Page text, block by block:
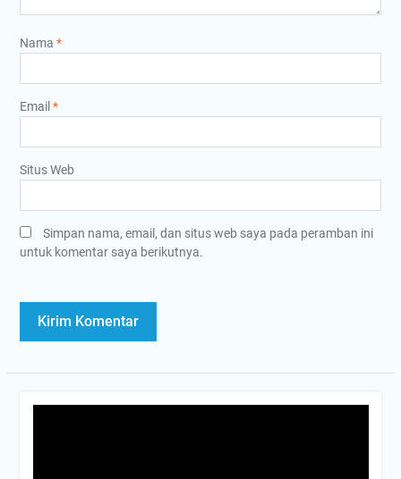
Nama *
Email *
Situs Web
Simpan nama, email, dan situs web saya pada peramban ini
untuk komentar saya berikutnya.